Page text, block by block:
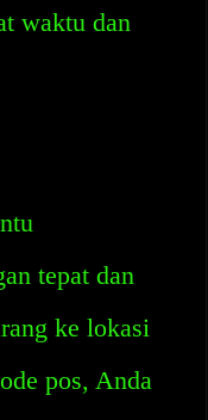
waktu dan
tepat dan
ke lokasi
pos, Anda